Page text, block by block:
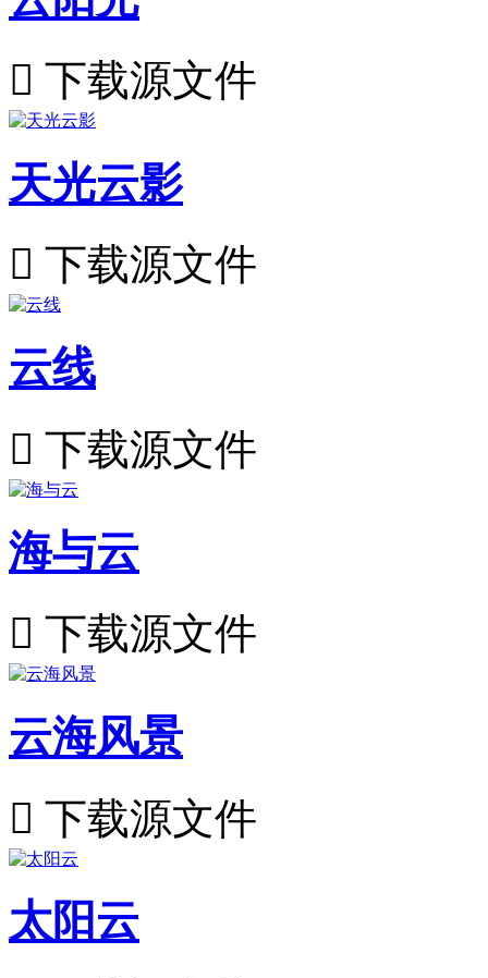
 下载源文件
天光云影
 下载源文件
云线
 下载源文件
海与云
 下载源文件
云海风景
 下载源文件
太阳云